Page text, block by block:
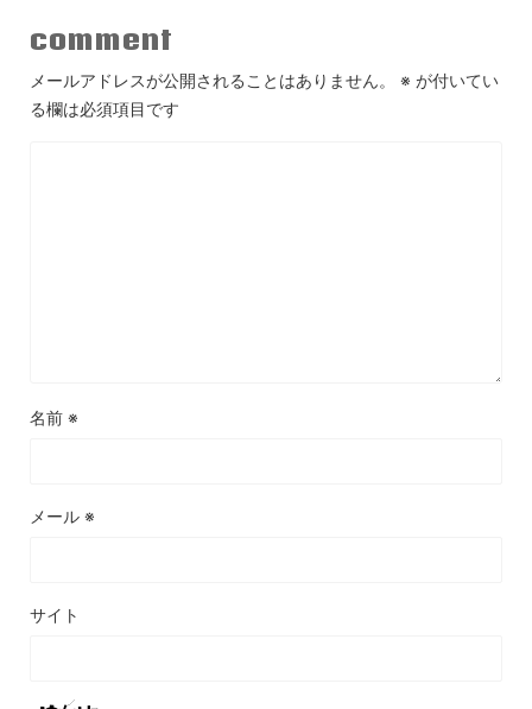
comment
メールアドレスが公開されることはありません。 ※ が付いてい
る欄は必須項目です
名前 ※
メール ※
サイト